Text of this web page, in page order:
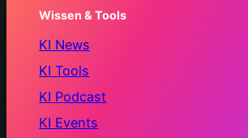
Wissen & Tools
KI News
KI Tools
KI Podcast
KI Events